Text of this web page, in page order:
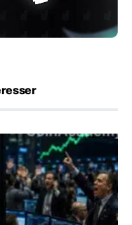
détruits en juillet, les